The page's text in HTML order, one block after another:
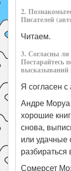
2.
Писателей
Читаем.
3. Согласны ли
Постарайтесь
высказываний
Я согласен с
Андре Моруа
хорошие
снова,
или удачные
разбираться
Сомерсет